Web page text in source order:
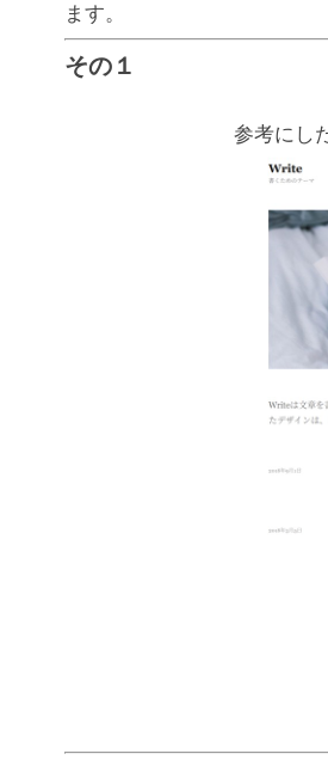
ます。
その１
参考にし